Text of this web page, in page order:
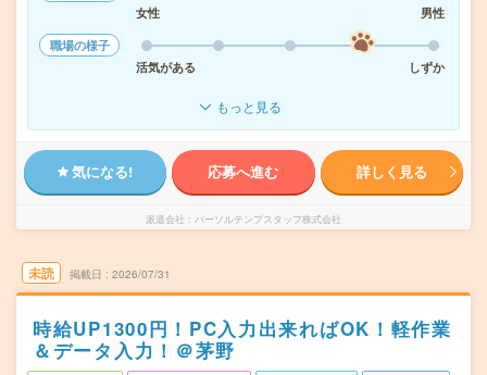
女性
男性
職場の様子
活気がある
しずか
もっと見る
気になる! 応募へ進む 詳しく見る
派遣会社 パーソルテンプスタッフ株式会社
未読 掲載日 2026/07/31
時給UP1300円！PC入力出来ればOK！軽作業
＆データ入力！＠茅野